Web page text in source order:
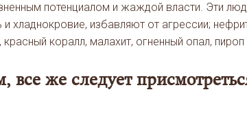
потенциалом и жаждой власти. Эти
хладнокровие, избавляют от агрессии;
коралл, малахит, огненный опал, пироп
же следует